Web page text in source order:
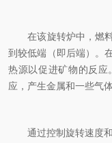
在该旋转炉中，燃料
到较低端（即后端）。
热源以促进矿物的反应
应，产生金属和一些气体
通过控制旋转速度和